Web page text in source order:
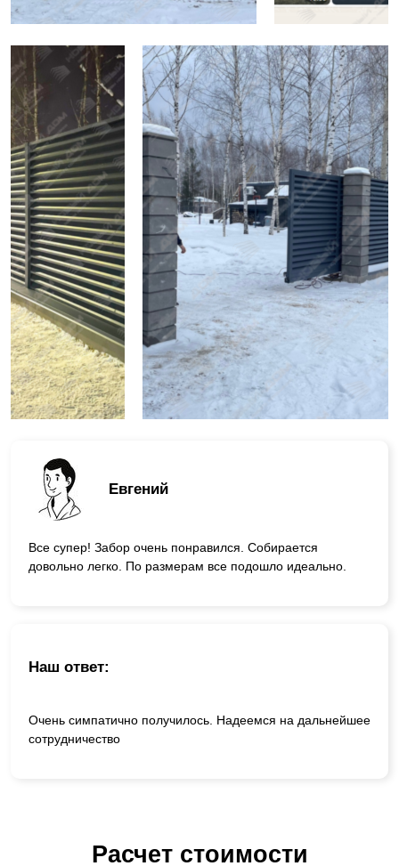
Евгений
Все супер! Забор очень понравился. Собирается
довольно легко. По размерам все подошло идеально.
Наш ответ:
Очень симпатично получилось. Надеемся на дальнейшее
сотрудничество
Расчет стоимости